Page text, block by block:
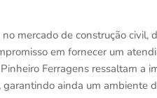
mercado de construção
em fornecer um
Ferragens ressaltam a
ainda um ambiente